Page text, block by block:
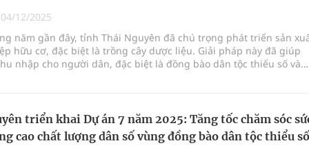
04/12/2025
năm gần đây, tỉnh Thái Nguyên đã chú trọng phát triển sản
hữu cơ, đặc biệt là trồng cây dược liệu. Giải pháp này đã giúp
nhập cho người dân, đặc biệt là đồng bào dân tộc thiểu số và
triển khai Dự án 7 năm 2025: Tăng tốc chăm sóc
cao chất lượng dân số vùng đồng bào dân tộc thiểu số